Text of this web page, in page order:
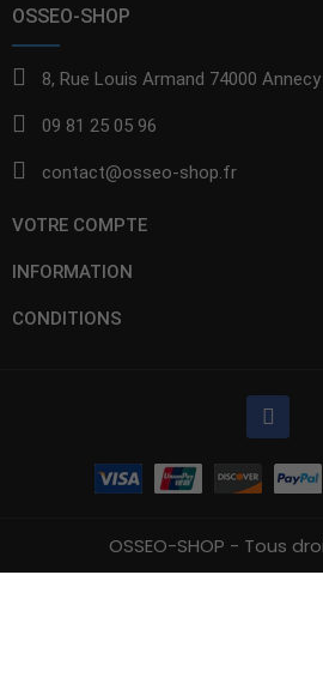
OSSEO-SHOP
8, Rue Louis Armand 74000 Annecy
09 81 25 05 96
contact@osseo-shop.fr
VOTRE COMPTE
INFORMATION
CONDITIONS
OSSEO-SHOP - Tous